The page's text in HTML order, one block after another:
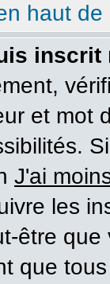
haut de
inscrit
et mot
J'ai
les
être
que